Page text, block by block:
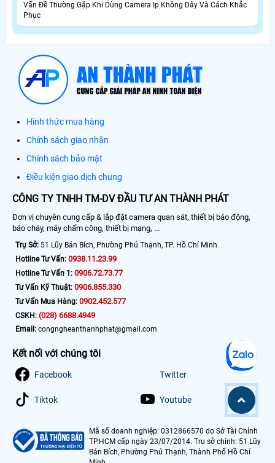
Vấn Đề Thường Gặp Khi Dùng Camera Ip Không Dây Và Cách Khắc
Phục
Hình thức mua hàng
Chính sách giao nhận
Chính sách bảo mật
Điều kiện giao dịch chung
CÔNG TY TNHH TM-DV ĐẦU TƯ AN THÀNH PHÁT
Đơn vị chuyên cung cấp & lắp đặt camera quan sát, thiết bị báo động,
báo cháy, máy chấm công, thiết bị mạng, ...
Trụ Sở: 51 Lũy Bán Bích, Phường Phú Thạnh, TP. Hồ Chí Minh
Hotline Tư Vấn: 0938.11.23.99
Hotline Tư Vấn 1: 0906.72.73.77
Tư Vấn Kỹ Thuật: 0906.855.330
Tư Vấn Mua Hàng: 0902.452.577
CSKH: (028) 6688.4949
Email: congngheanthanhphat@gmail.com
Kết nối với chúng tôi
Facebook Twitter
Tiktok Youtube
Mã số doanh nghiệp: 0312866570 do Sở Tài Chính
TP.HCM cấp ngày 23/07/2014. Trụ sở chính: 51 Lũy
Bán Bích, Phường Phú Thạnh, Thành Phố Hồ Chí